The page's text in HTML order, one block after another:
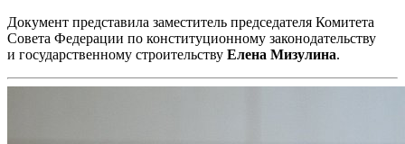
Документ представила заместитель председателя Комитета
Совета Федерации по конституционному законодательству
и государственному строительству Елена Мизулина.